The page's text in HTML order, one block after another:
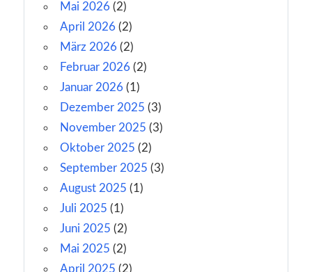
Mai 2026 (2)
April 2026 (2)
März 2026 (2)
Februar 2026 (2)
Januar 2026 (1)
Dezember 2025 (3)
November 2025 (3)
Oktober 2025 (2)
September 2025 (3)
August 2025 (1)
Juli 2025 (1)
Juni 2025 (2)
Mai 2025 (2)
April 2025 (2)